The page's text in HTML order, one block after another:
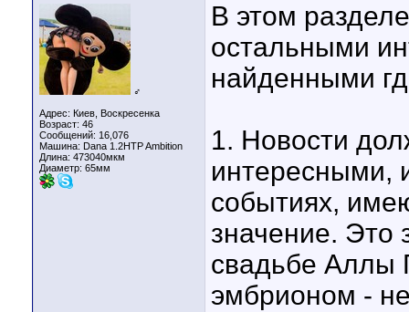
♂
Адрес: Киев, Воскресенка
Возраст: 46
Сообщений: 16,076
Машина: Dana 1.2HTP Ambition
Длина: 473040мкм
Диаметр: 65мм
В этом
остальными
найденными
1. Новости
интересными,
событиях,
значение. Это
свадьбе Аллы
эмбрионом -